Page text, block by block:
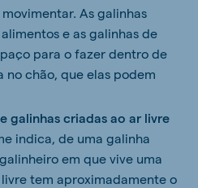
As galinhas
e as galinhas de
para o fazer dentro de
no chão, que elas podem
galinhas criadas ao ar livre
indica, de uma galinha
em que vive uma
tem aproximadamente o